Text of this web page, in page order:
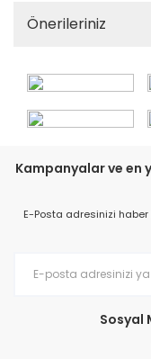
Önerileriniz
Kampanyalar ve en
E-Posta adresinizi
Sosyal